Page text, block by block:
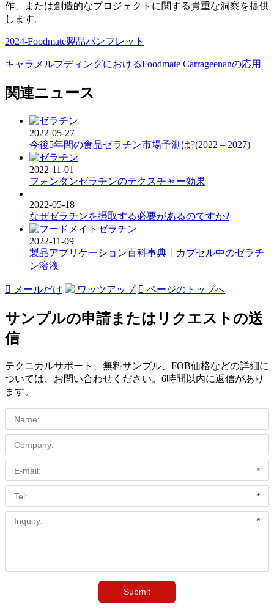
作、または創造的なプロジェクトに関する貴重な洞察を提供
します。
2024-Foodmate製品パンフレット
キャラメルプディングにおけるFoodmate Carrageenanの応用
関連ニュース
2022-05-27
今後5年間の食品ゼラチン市場予測は?(2022 – 2027)
2022-11-01
フォンダンゼラチンのテクスチャー効果
2022-05-18
なぜゼラチンを摂取する必要があるのですか?
2022-11-09
製品アプリケーション百科事典丨カプセル中のゼラチ
ン溶液
 メールだけ ワッツアップ  ページのトップへ
サンプルの申請またはリクエストの送
信
テクニカルサポート、無料サンプル、FOB価格などの詳細に
ついては、お問い合わせください。6時間以内に返信があり
ます。